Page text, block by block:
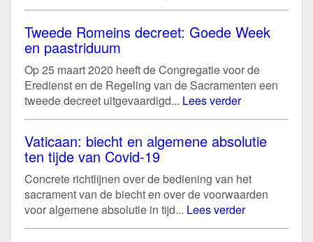
Tweede Romeins decreet: Goede Week
en paastriduum
Op 25 maart 2020 heeft de Congregatie voor de
Eredienst en de Regeling van de Sacramenten een
tweede decreet uitgevaardigd... Lees verder
Vaticaan: biecht en algemene absolutie
ten tijde van Covid-19
Concrete richtlijnen over de bediening van het
sacrament van de biecht en over de voorwaarden
voor algemene absolutie in tijd... Lees verder